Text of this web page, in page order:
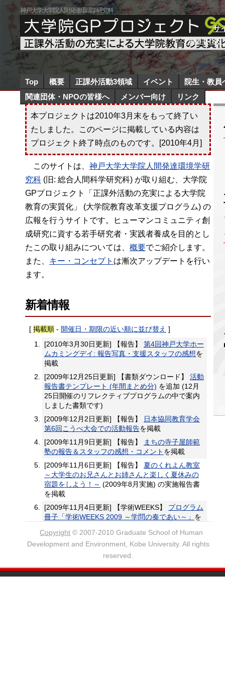
神戸大学大学院人間発達環境学研究科
サ
Feed (RSS
Top 概要 正課外活動3領域 イベント
院生・教員
関連団体・NPOの皆様へ
メンバー向け リンク
本プロジェクトは2010年3月末をもって終了い
たしました。このページに掲載している内容は
プロジェクト終了時点のものです。[2010年4月]
このサイトは、 神戸大学大学院人間発達環境学研
究科 (旧: 総合人間科学研究科) が取り組む、大学院
GPプロジェクト「正課外活動の充実による大学院
教育の実質化」 (大学院教育改革支援プログラム) の
広報を行うサイトです。ヒューマンコミュニティ創
成研究に資する若手研究者・実践者養成を目的とし
たこの取り組みについては、 概要でご紹介します。
また、 キー・コンセプト は漸次アップデートを行い
ます。
新着情報
Copyright © 2007-2010 Graduate School of Human
Development and Environment, Kobe University. All rights
reserved.